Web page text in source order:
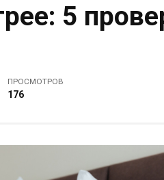
5
ПРОСМОТРОВ
176